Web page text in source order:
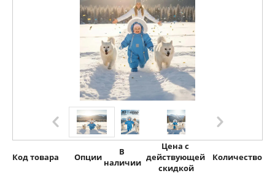
Код товара Опции
В
наличии
Цена с
действующей
скидкой
Количество